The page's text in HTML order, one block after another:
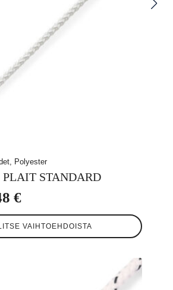
Polyester
STANDARD
€
VAIHTOEHDOISTA